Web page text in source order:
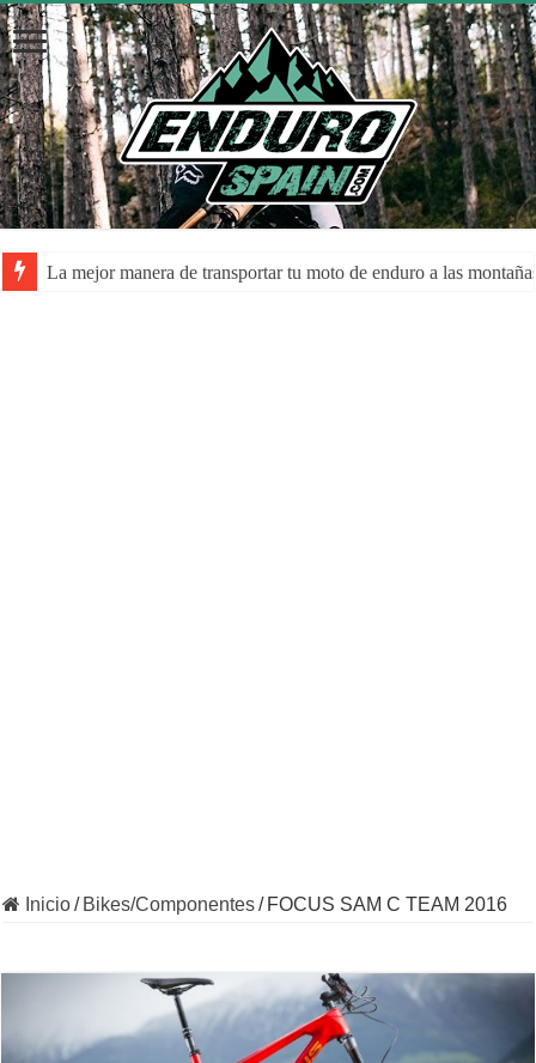
La mejor manera de transportar tu moto de enduro a las
Inicio/ Bikes/Componentes/ FOCUS SAM C TEAM 2016